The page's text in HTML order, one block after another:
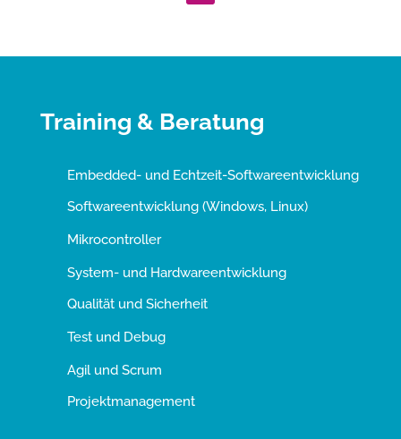
Training & Beratung
Embedded- und Echtzeit-Softwareentwicklung
Softwareentwicklung (Windows, Linux)
Mikrocontroller
System- und Hardwareentwicklung
Qualität und Sicherheit
Test und Debug
Agil und Scrum
Projektmanagement